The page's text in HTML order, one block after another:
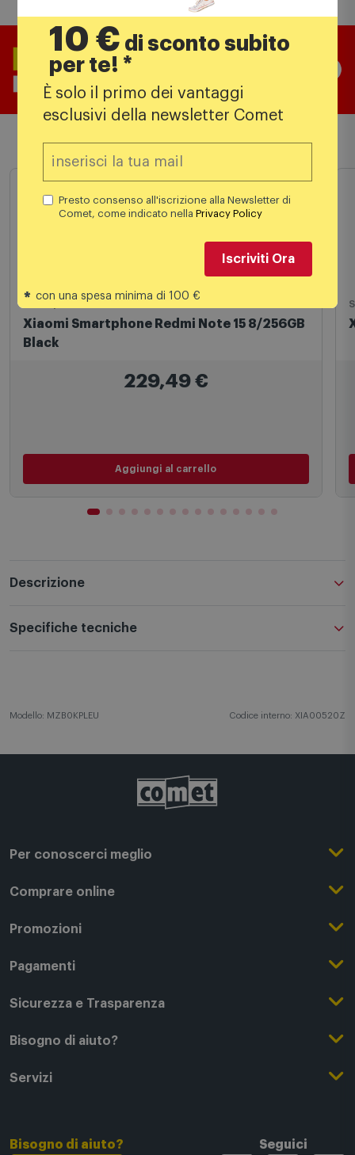
Prodotti simili
Xiaomi Smartphone Redmi Note 15 8/256GB
Black
229,49€
Aggiungi al carrello
Descrizione
Specifiche tecniche
Modello: MZB0KPLEU Codice interno: XIA00520Z
Per conoscerci meglio
Il Gruppo Comet
Punti di forza
Comprare online
Registrati su Comet
Acquista Online
Servizi aggiuntivi di consegna
Promozioni
Outlet
Black Friday
Pagamenti
Modalità di pagamento
Finanziamenti online
Sicurezza e Trasparenza
Condizioni generali di vendita
Garanzia Legale
Bisogno di aiuto?
Segui il tuo ordine
FAQ - domande frequenti
Servizi
Tech Back
Bisogno di aiuto? Seguici
10 € di sconto subito
per te! *
È solo il primo dei vantaggi
esclusivi della newsletter Comet
Presto consenso all'iscrizione alla Newsletter di
Comet, come indicato nellaPrivacy Policy
Iscriviti Ora
* con una spesa minima di 100 €